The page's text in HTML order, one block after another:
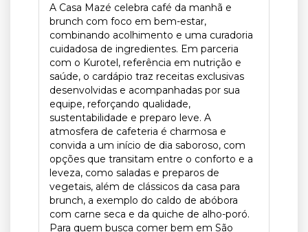
A Casa Mazé celebra café da manhã e
brunch com foco em bem-estar,
combinando acolhimento e uma curadoria
cuidadosa de ingredientes. Em parceria
com o Kurotel, referência em nutrição e
saúde, o cardápio traz receitas exclusivas
desenvolvidas e acompanhadas por sua
equipe, reforçando qualidade,
sustentabilidade e preparo leve. A
atmosfera de cafeteria é charmosa e
convida a um início de dia saboroso, com
opções que transitam entre o conforto e a
leveza, como saladas e preparos de
vegetais, além de clássicos da casa para
brunch, a exemplo do caldo de abóbora
com carne seca e da quiche de alho-poró.
Para quem busca comer bem em São